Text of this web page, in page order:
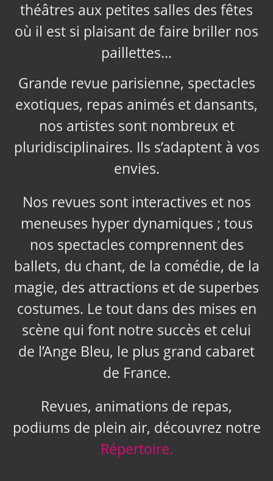
théâtres aux petites salles des fêtes
où il est si plaisant de faire briller nos
paillettes…
Grande revue parisienne, spectacles
exotiques, repas animés et dansants,
nos artistes sont nombreux et
pluridisciplinaires. Ils s’adaptent à vos
envies.
Nos revues sont interactives et nos
meneuses hyper dynamiques ; tous
nos spectacles comprennent des
ballets, du chant, de la comédie, de la
magie, des attractions et de superbes
costumes. Le tout dans des mises en
scène qui font notre succès et celui
de l’Ange Bleu, le plus grand cabaret
de France.
Revues, animations de repas,
podiums de plein air, découvrez notre
Répertoire.